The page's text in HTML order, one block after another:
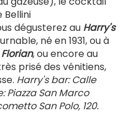
Bellini
dégusterez au Harry's
né en 1931, ou à
, ou encore au
prisé des vénitiens,
Harry's bar: Calle
Piazza San Marco
San Polo, 120.